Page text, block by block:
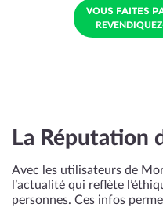
VOUS FAITES
La Réputation
Avec les utilisateurs de
l’actualité qui reflète
personnes. Ces infos